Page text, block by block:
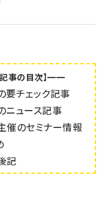
事の目次】━━
要チェック記事
ニュース記事
催のセミナー情報
記